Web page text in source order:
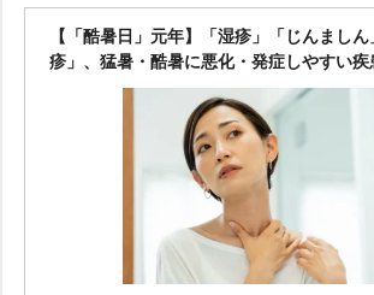
【「酷暑日」元年】「湿疹」「じんまし
疹」、猛暑・酷暑に悪化・発症しやすい